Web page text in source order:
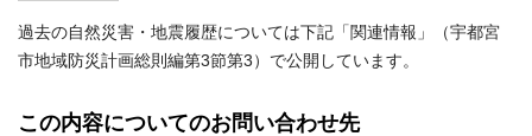
過去の自然災害・地震履歴については下記「関連情報」（宇都宮
市地域防災計画総則編第3節第3）で公開しています。
この内容についてのお問い合わせ先